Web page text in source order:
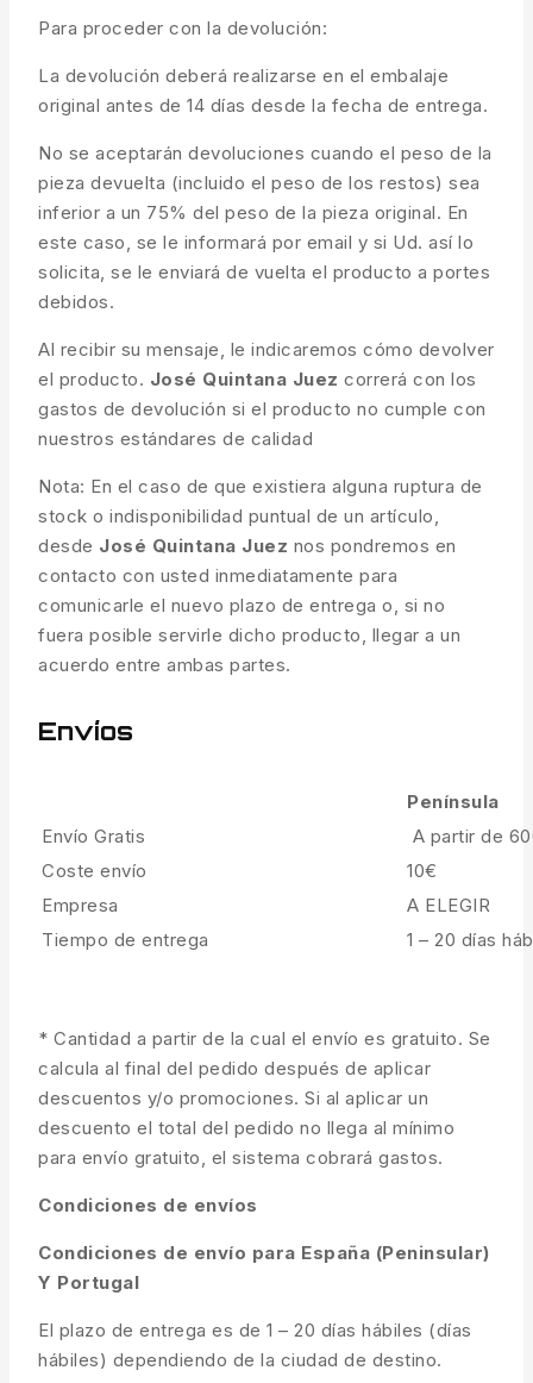
Para proceder con la devolución:
La devolución deberá realizarse en el embalaje
original antes de 14 días desde la fecha de entrega.
No se aceptarán devoluciones cuando el peso de la
pieza devuelta (incluido el peso de los restos) sea
inferior a un 75% del peso de la pieza original. En
este caso, se le informará por email y si Ud. así lo
solicita, se le enviará de vuelta el producto a portes
debidos.
Al recibir su mensaje, le indicaremos cómo devolver
el producto. José Quintana Juez correrá con los
gastos de devolución si el producto no cumple con
nuestros estándares de calidad
Nota: En el caso de que existiera alguna ruptura de
stock o indisponibilidad puntual de un artículo,
desde José Quintana Juez nos pondremos en
contacto con usted inmediatamente para
comunicarle el nuevo plazo de entrega o, si no
fuera posible servirle dicho producto, llegar a un
acuerdo entre ambas partes.
Envíos
Península
Envío Gratis
A partir de
Coste envío
10€
Empresa
A ELEGIR
Tiempo de entrega
1 – 20 días
* Cantidad a partir de la cual el envío es gratuito. Se
calcula al final del pedido después de aplicar
descuentos y/o promociones. Si al aplicar un
descuento el total del pedido no llega al mínimo
para envío gratuito, el sistema cobrará gastos.
Condiciones de envíos
Condiciones de envío para España (Peninsular)
Y Portugal
El plazo de entrega es de 1 – 20 días hábiles (días
hábiles) dependiendo de la ciudad de destino.